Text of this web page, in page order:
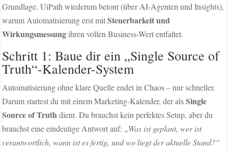
Grundlage. UiPath wiederum betont (über AI-Agenten und Insights),
warum Automatisierung erst mitSteuerbarkeit und
Wirkungsmessung ihren vollen Business-Wert entfaltet.
Schritt 1: Baue dir ein „Single Source of
Truth“-Kalender-System
Automatisierung ohne klare Quelle endet in Chaos – nur schneller.
Darum startest du mit einem Marketing-Kalender, der alsSingle
Source of Truthdient. Du brauchst kein perfektes Setup, aber du
brauchst eine eindeutige Antwort auf: „Was ist geplant, wer ist
verantwortlich, wann ist es fertig, und wo liegt der aktuelle Stand?“